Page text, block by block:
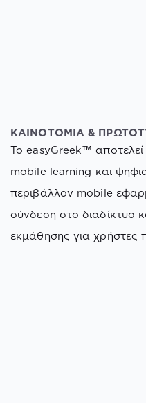
ΚΑΙΝΟΤΟΜΙΑ &
Το easyGreek™
mobile learning και
περιβάλλον mobile
σύνδεση στο
εκμάθησης για χρήστες